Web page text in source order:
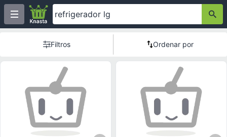
Filtros Ordenar por